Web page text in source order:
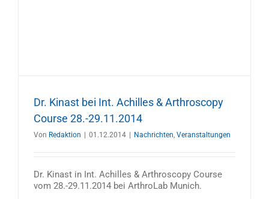
Dr. Kinast bei Int. Achilles & Arthroscopy
Course 28.-29.11.2014
Von Redaktion | 01.12.2014 | Nachrichten Veranstaltungen
Dr. Kinast in Int. Achilles & Arthroscopy Course
vom 28.-29.11.2014 bei ArthroLab Munich.